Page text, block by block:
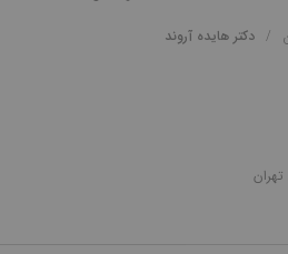
دکتر هایده آروند
تهران